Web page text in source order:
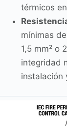
térmicos
mínimas
1,5 mm² o
integridad
instalación